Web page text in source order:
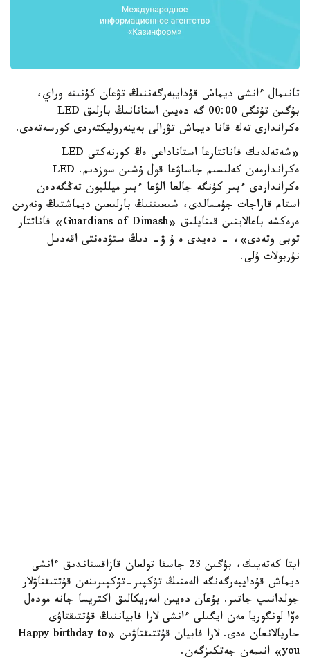
تانىمال ءانشى ديماش قۇدايبەرگەننىڭ تۋعان كۇنىنە وراي،
بۇگىن تۇنگى 00:00 گە دەيىن استانانىڭ بارلىق LED
ەكراندارى تەك قانا ديماش تۋرالى بەينەروليكتەردى كورسەتەدى.
«شەتەلدىك فاناتتارعا استاناداعى ەڭ كورنەكتى LED
ەكراندارمەن كەلىسىم جاساۋعا قول ۇشىن سوزدىم. LED
ەكرانداردى ءبىر كۇنگە جالعا الۋعا ءبىر ميلليون تەڭگەدەن
استام قاراجات جۇمسالدى، شىعىننىڭ بارلىعىن ديماشتىڭ ونەرىن
ەرەكشە باعالايتىن قىتايلىق «Guardians of Dimash» فاناتتار
توبى وتەدى»، - دەيدى ە ۇ ۋ- دىڭ ستۋدەنتى اقەدىل
نۇربولات ۇلى.
ايتا كەتەيىك، بۇگىن 23 جاسقا تولعان قازاقستاندىق ءانشى
ديماش قۇدايبەرگەنگە الەمنىڭ تۇكپىر-تۇكپىرىنەن قۇتتىقتاۋلار
جولدانىپ جاتىر. بۇعان دەيىن امەريكالىق اكتريسا جانە مودەل
ەۆا لونگوريا مەن ايگىلى ءانشى لارا فابياننىڭ قۇتتىقتاۋى
جاريالانعان ەدى. لارا فابيان قۇتتىقتاۋىن «Happy birthday to
you» انىمەن جەتكىزگەن.